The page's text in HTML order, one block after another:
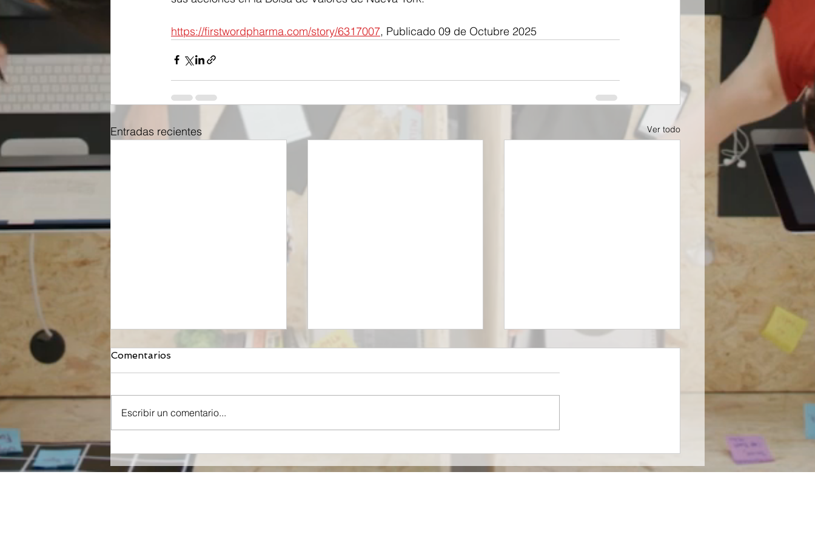
https://firstwordpharma.com/story/6317007, Publicado 09 de Octubre 2025
Entradas recientes Ver todo
Takeda dirigido a la
Orexina, recibe la
inyección de $46 Millones
especializada en México en
Comentarios
Escribir un comentario...